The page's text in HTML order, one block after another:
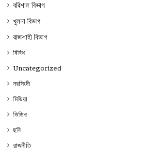
বরিশাল বিভাগ
খুলনা বিভাগ
রাজশাহী বিভাগ
বিবিধ
Uncategorized
নরসিংদী
মিডিয়া
ভিডিও
ছবি
রাজনীতি